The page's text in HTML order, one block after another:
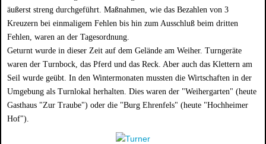
äußerst streng durchgeführt. Maßnahmen, wie das Bezahlen von 3
Kreuzern bei einmaligem Fehlen bis hin zum Ausschluß beim dritten
Fehlen, waren an der Tagesordnung.
Geturnt wurde in dieser Zeit auf dem Gelände am Weiher. Turngeräte
waren der Turnbock, das Pferd und das Reck. Aber auch das Klettern am
Seil wurde geübt. In den Wintermonaten mussten die Wirtschaften in der
Umgebung als Turnlokal herhalten. Dies waren der "Weihergarten" (heute
Gasthaus "Zur Traube") oder die "Burg Ehrenfels" (heute "Hochheimer
Hof").